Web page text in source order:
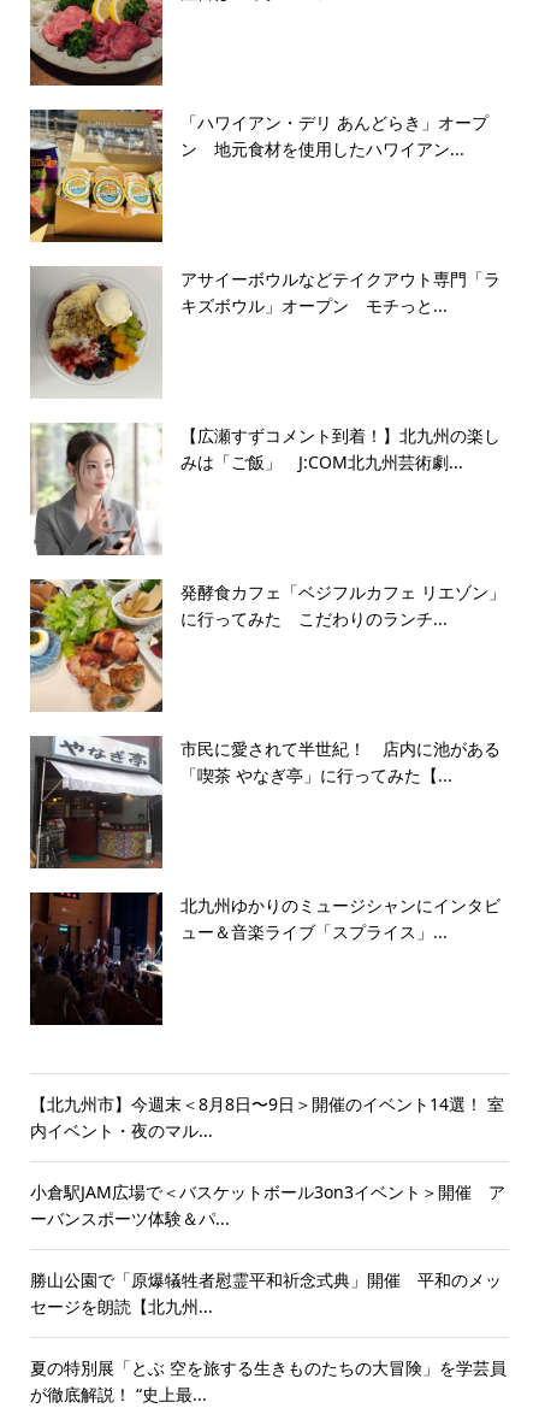
「ハワイアン・デリ あんどらき」オープ
ン 地元食材を使用したハワイアン...
アサイーボウルなどテイクアウト専門「ラ
キズボウル」オープン モチっと...
【広瀬すずコメント到着！】北九州の楽し
みは「ご飯」 J:COM北九州芸術劇...
発酵食カフェ「ベジフルカフェ リエゾン」
に行ってみた こだわりのランチ...
市民に愛されて半世紀！ 店内に池がある
「喫茶 やなぎ亭」に行ってみた【...
北九州ゆかりのミュージシャンにインタビ
ュー＆音楽ライブ「スプライス」...
【北九州市】今週末＜8月8日〜9日＞開催のイベント14選！ 室
内イベント・夜のマル...
小倉駅JAM広場で＜バスケットボール3on3イベント＞開催 ア
ーバンスポーツ体験＆パ...
勝山公園で「原爆犠牲者慰霊平和祈念式典」開催 平和のメッ
セージを朗読【北九州...
夏の特別展「とぶ 空を旅する生きものたちの大冒険」を学芸員
が徹底解説！ “史上最...